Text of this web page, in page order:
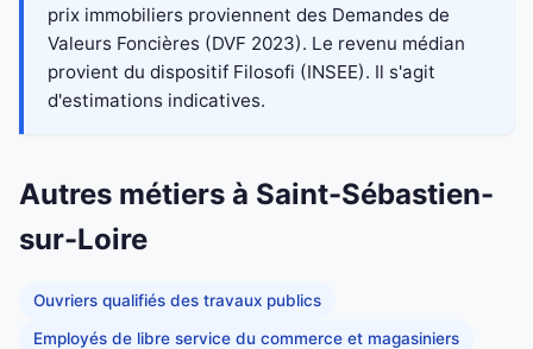
prix immobiliers proviennent des Demandes de
Valeurs Foncières (DVF 2023). Le revenu médian
provient du dispositif Filosofi (INSEE). Il s'agit
d'estimations indicatives.
Autres métiers à Saint-Sébastien-
sur-Loire
Ouvriers qualifiés des travaux publics
Employés de libre service du commerce et magasiniers